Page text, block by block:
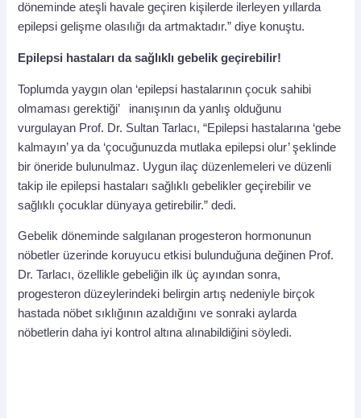
döneminde ateşli havale geçiren kişilerde ilerleyen yıllarda
epilepsi gelişme olasılığı da artmaktadır.” diye konuştu.
Epilepsi hastaları da sağlıklı gebelik geçirebilir!
Toplumda yaygın olan ‘epilepsi hastalarının çocuk sahibi
olmaması gerektiği’ inanışının da yanlış olduğunu
vurgulayan Prof. Dr. Sultan Tarlacı, “Epilepsi hastalarına ‘gebe
kalmayın’ ya da ‘çocuğunuzda mutlaka epilepsi olur’ şeklinde
bir öneride bulunulmaz. Uygun ilaç düzenlemeleri ve düzenli
takip ile epilepsi hastaları sağlıklı gebelikler geçirebilir ve
sağlıklı çocuklar dünyaya getirebilir.” dedi.
Gebelik döneminde salgılanan progesteron hormonunun
nöbetler üzerinde koruyucu etkisi bulunduğuna değinen Prof.
Dr. Tarlacı, özellikle gebeliğin ilk üç ayından sonra,
progesteron düzeylerindeki belirgin artış nedeniyle birçok
hastada nöbet sıklığının azaldığını ve sonraki aylarda
nöbetlerin daha iyi kontrol altına alınabildiğini söyledi.